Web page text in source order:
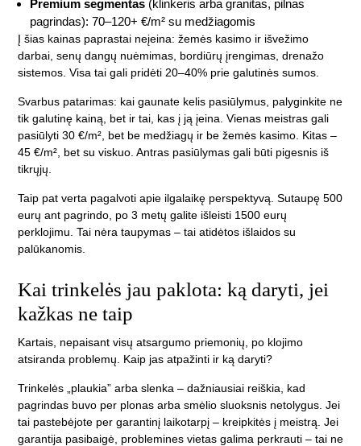
Premium segmentas (klinkeris arba granitas, pilnas
pagrindas): 70–120+ €/m² su medžiagomis
Į šias kainas paprastai neįeina: žemės kasimo ir išvežimo
darbai, senų dangų nuėmimas, bordiūrų įrengimas, drenažo
sistemos. Visa tai gali pridėti 20–40% prie galutinės sumos.
Svarbus patarimas: kai gaunate kelis pasiūlymus, palyginkite ne
tik galutinę kainą, bet ir tai, kas į ją įeina. Vienas meistras gali
pasiūlyti 30 €/m², bet be medžiagų ir be žemės kasimo. Kitas –
45 €/m², bet su viskuo. Antras pasiūlymas gali būti pigesnis iš
tikrųjų.
Taip pat verta pagalvoti apie ilgalaikę perspektyvą. Sutaupę 500
eurų ant pagrindo, po 3 metų galite išleisti 1500 eurų
perklojimu. Tai nėra taupymas – tai atidėtos išlaidos su
palūkanomis.
Kai trinkelės jau paklota: ką daryti, jei
kažkas ne taip
Kartais, nepaisant visų atsargumo priemonių, po klojimo
atsiranda problemų. Kaip jas atpažinti ir ką daryti?
Trinkelės „plaukia” arba slenka – dažniausiai reiškia, kad
pagrindas buvo per plonas arba smėlio sluoksnis netolygus. Jei
tai pastebėjote per garantinį laikotarpį – kreipkitės į meistrą. Jei
garantija pasibaigė, problemines vietas galima perkrauti – tai ne